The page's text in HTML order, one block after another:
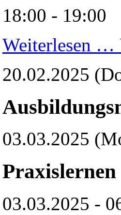
18:00 - 19:00
Weiterlesen …
20.02.2025
03.03.2025
03.03.2025 -